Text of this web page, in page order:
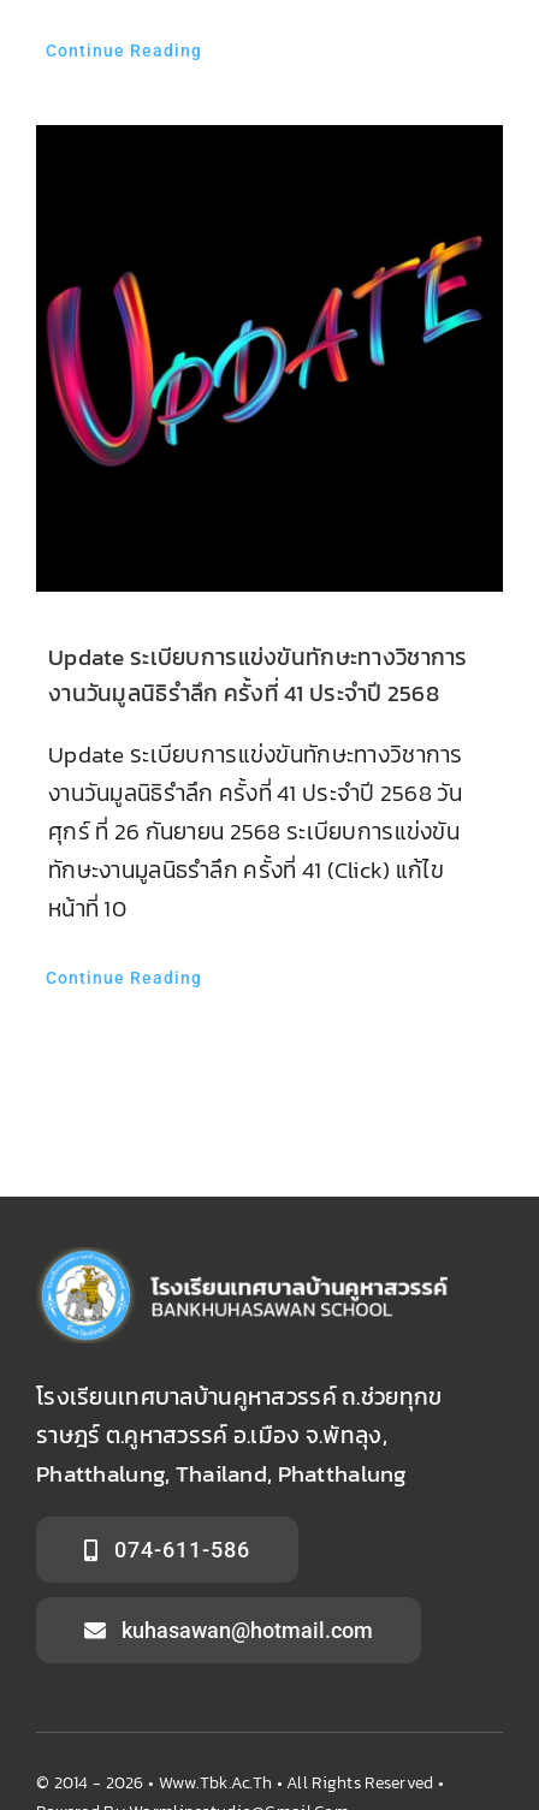
Continue Reading
Update ระเบียบการแข่งขันทักษะทางวิชาการ
งานวันมูลนิธิรำลึก ครั้งที่ 41 ประจำปี 2568
Update ระเบียบการแข่งขันทักษะทางวิชาการ
งานวันมูลนิธิรำลึก ครั้งที่ 41 ประจำปี 2568 วัน
ศุกร์ ที่ 26 กันยายน 2568 ระเบียบการแข่งขัน
ทักษะงานมูลนิธรำลึก ครั้งที่ 41 (Click) แก้ไข
หน้าที่ 10
Continue Reading
โรงเรียนเทศบาลบ้านคูหาสวรรค์ ถ.ช่วยทุกข
ราษฎร์ ต.คูหาสวรรค์ อ.เมือง จ.พัทลุง,
Phatthalung, Thailand, Phatthalung
074-611-586
kuhasawan@hotmail.com
© 2014 - 2026 • Www.tbk.ac.th • All Rights Reserved •